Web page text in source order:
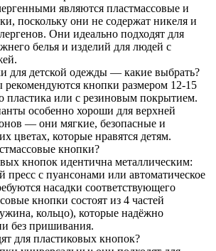
являются пластмассовые и
поскольку они не содержат никеля и
Они идеально подходят для
белья и изделий для людей с
для детской одежды — какие выбрать?
рекомендуются кнопки размером 12-15
пластика или с резиновым покрытием.
особенно хороши для верхней
— они мягкие, безопасные и
цветах, которые нравятся детям.
кнопки?
кнопок идентична металлическим:
пресс с пуансонами или автоматическое
насадки соответствующего
кнопки состоят из 4 частей
кольцо), которые надёжно
без пришивания.
для пластиковых кнопок?